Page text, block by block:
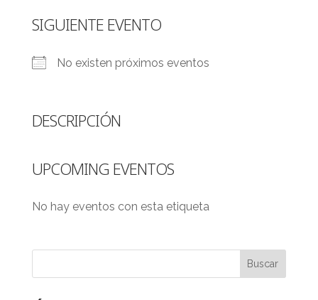
SIGUIENTE EVENTO
No existen próximos eventos
DESCRIPCIÓN
UPCOMING EVENTOS
No hay eventos con esta etiqueta
Buscar